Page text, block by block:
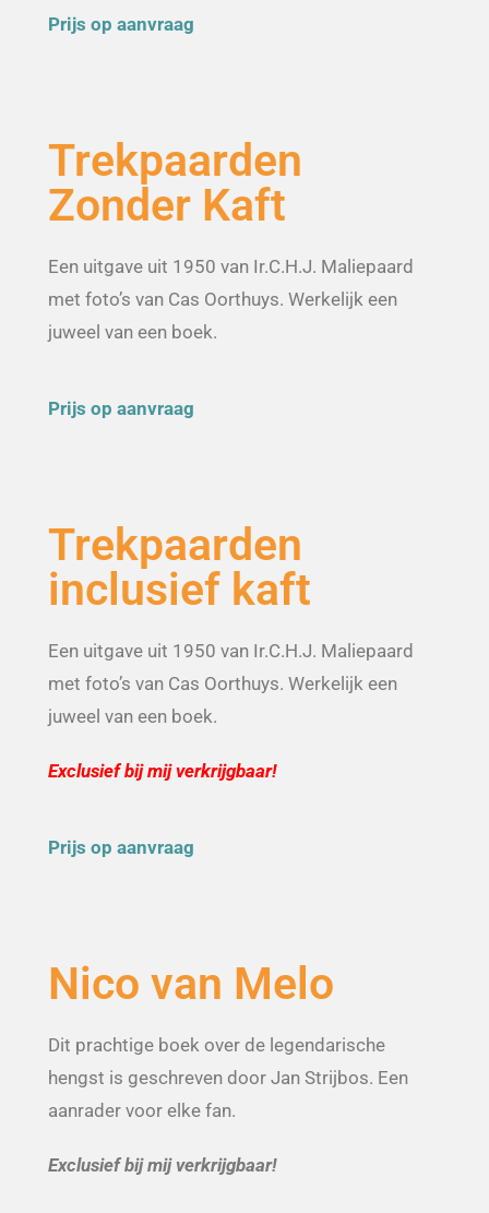
Prijs op aanvraag
Trekpaarden
Zonder Kaft
Een uitgave uit 1950 van Ir.C.H.J. Maliepaard
met foto’s van Cas Oorthuys. Werkelijk een
juweel van een boek.
Prijs op aanvraag
Trekpaarden
inclusief kaft
Een uitgave uit 1950 van Ir.C.H.J. Maliepaard
met foto’s van Cas Oorthuys. Werkelijk een
juweel van een boek.
Exclusief bij mij verkrijgbaar!
Prijs op aanvraag
Nico van Melo
Dit prachtige boek over de legendarische
hengst is geschreven door Jan Strijbos. Een
aanrader voor elke fan.
Exclusief bij mij verkrijgbaar!